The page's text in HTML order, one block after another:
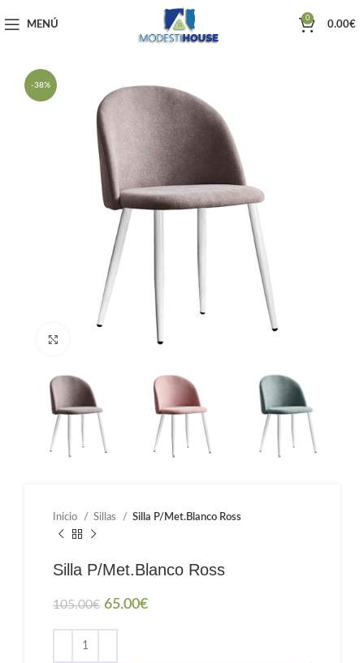
MENÚ
0
0.00€
-38%
Haga clic para ampliar
Inicio Sillas Silla P/Met.Blanco Ross
Silla P/Met.Blanco Ross
105.00€ 65.00€